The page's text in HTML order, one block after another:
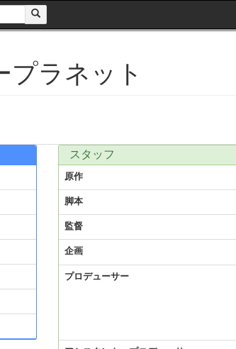
プラネット
スタッフ
原作
脚本
監督
企画
プロデューサー